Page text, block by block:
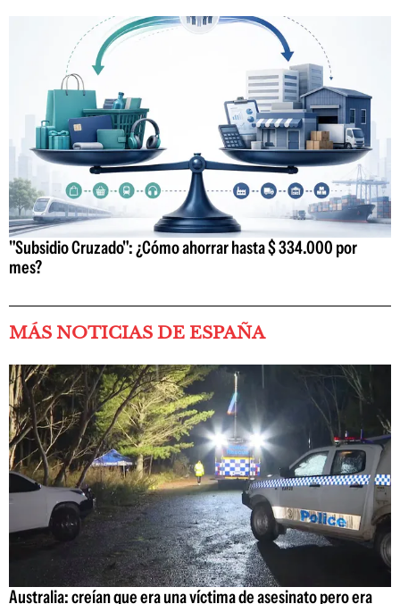
"Subsidio Cruzado": ¿Cómo ahorrar hasta $ 334.000 por
mes?
MÁS NOTICIAS DE ESPAÑA
Australia: creían que era una víctima de asesinato pero era